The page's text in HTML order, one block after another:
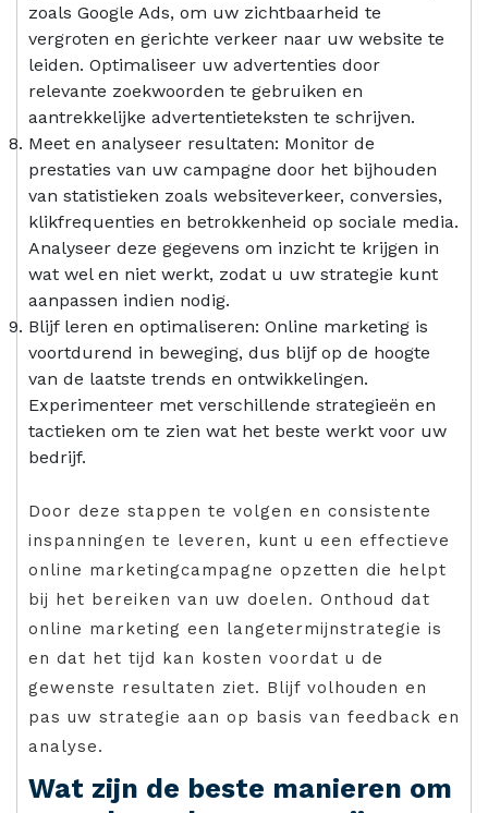
zoals Google Ads, om uw zichtbaarheid te
vergroten en gerichte verkeer naar uw website te
leiden. Optimaliseer uw advertenties door
relevante zoekwoorden te gebruiken en
aantrekkelijke advertentieteksten te schrijven.
Meet en analyseer resultaten: Monitor de
prestaties van uw campagne door het bijhouden
van statistieken zoals websiteverkeer, conversies,
klikfrequenties en betrokkenheid op sociale media.
Analyseer deze gegevens om inzicht te krijgen in
wat wel en niet werkt, zodat u uw strategie kunt
aanpassen indien nodig.
Blijf leren en optimaliseren: Online marketing is
voortdurend in beweging, dus blijf op de hoogte
van de laatste trends en ontwikkelingen.
Experimenteer met verschillende strategieën en
tactieken om te zien wat het beste werkt voor uw
bedrijf.
Door deze stappen te volgen en consistente
inspanningen te leveren, kunt u een effectieve
online marketingcampagne opzetten die helpt
bij het bereiken van uw doelen. Onthoud dat
online marketing een langetermijnstrategie is
en dat het tijd kan kosten voordat u de
gewenste resultaten ziet. Blijf volhouden en
pas uw strategie aan op basis van feedback en
analyse.
Wat zijn de beste manieren om